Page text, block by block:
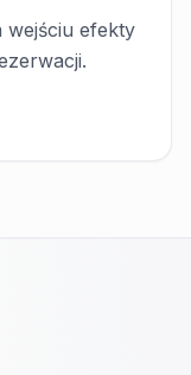
wejściu efekty